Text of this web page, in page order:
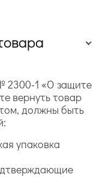
2300-1 «О защите
вернуть товар
должны быть
упаковка